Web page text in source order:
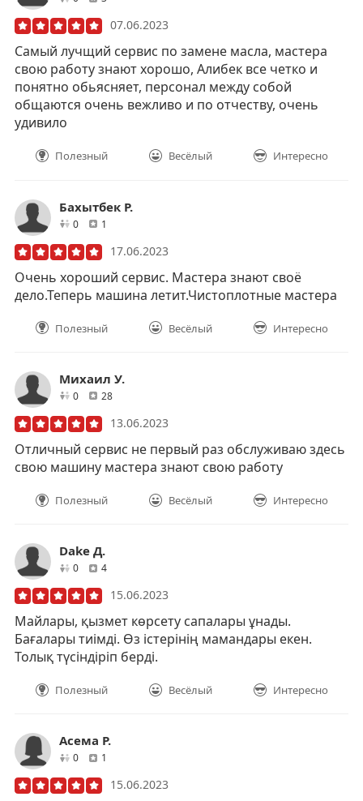
07.06.2023
Самый лучщий сервис по замене масла, мастера
свою работу знают хорошо, Алибек все четко и
понятно обьясняет, персонал между собой
общаются очень вежливо и по отчеству, очень
удивило
Полезный Весёлый Интересно
Бахытбек Р.
0друзей1
17.06.2023
Очень хороший сервис. Мастера знают своё
дело.Теперь машина летит.Чистоплотные мастера
Полезный Весёлый Интересно
Михаил У.
0друзей
28отзывов
13.06.2023
Отличный сервис не первый раз обслуживаю здесь
свою машину мастера знают свою работу
Полезный Весёлый Интересно
Dake Д.
0друзей
4отзывов
15.06.2023
Майлары, қызмет көрсету сапалары ұнады.
Бағалары тиімді. Өз істерінің мамандары екен.
Толық түсіндіріп берді.
Полезный Весёлый Интересно
Асема Р.
0друзей1
15.06.2023